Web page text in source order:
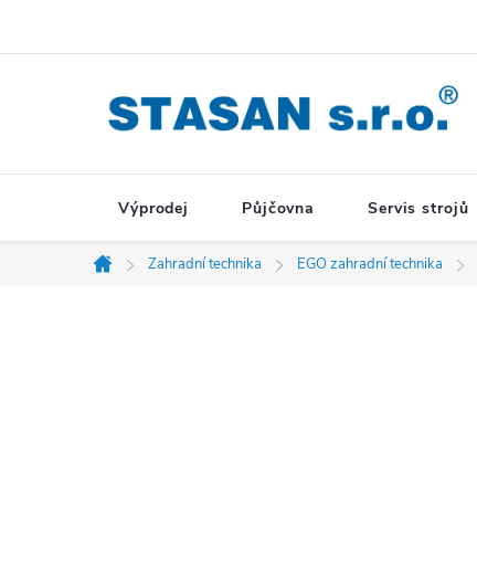
Výprodej Půjčovna Servis strojů
Domů
Zahradní technika EGO zahradní technika